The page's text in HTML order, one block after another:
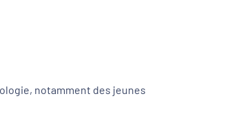
notamment des jeunes